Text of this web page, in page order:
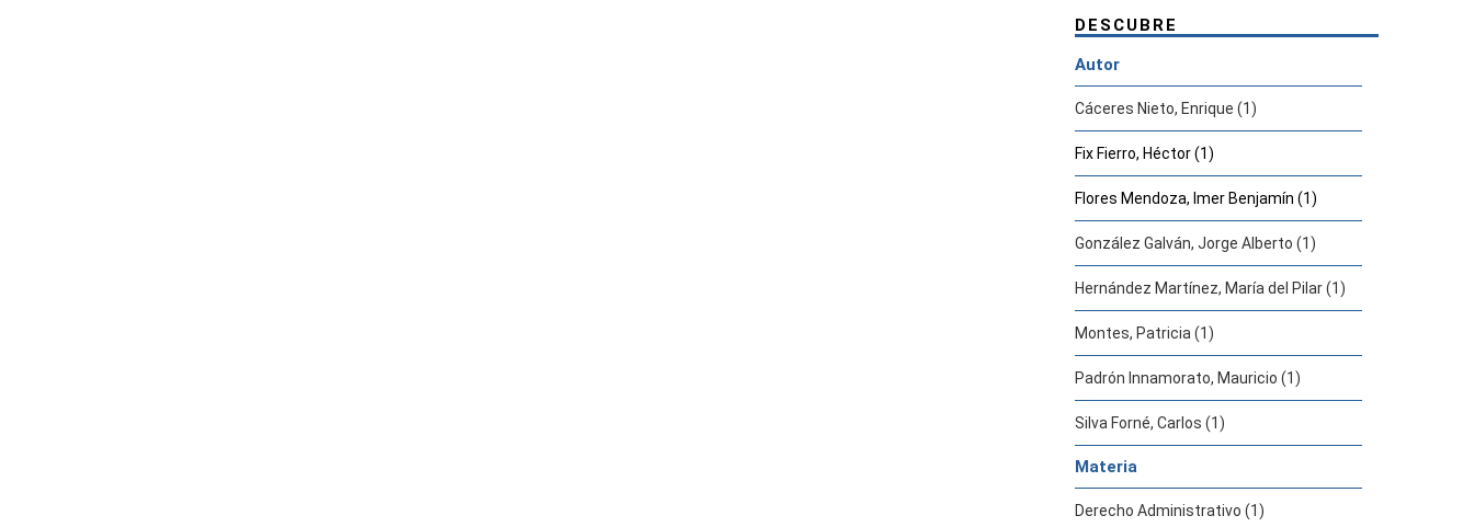
DESCUBRE
Autor
Cáceres Nieto, Enrique (1)
Fix Fierro, Héctor (1)
Flores Mendoza, Imer Benjamín (1)
González Galván, Jorge Alberto (1)
Hernández Martínez, María del Pilar (1)
Montes, Patricia (1)
Padrón Innamorato, Mauricio (1)
Silva Forné, Carlos (1)
Materia
Derecho Administrativo (1)